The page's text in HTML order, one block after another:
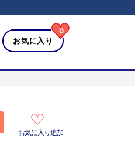
お気に入り
0
お気に入り追加